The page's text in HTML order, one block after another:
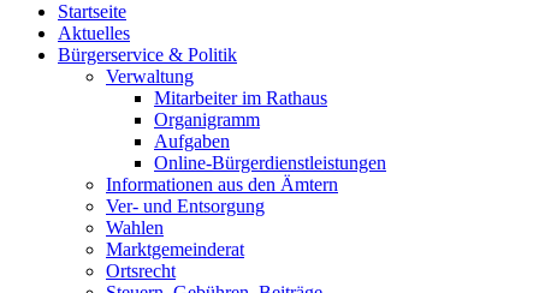
Startseite
Aktuelles
Bürgerservice & Politik
Verwaltung
Mitarbeiter im Rathaus
Organigramm
Aufgaben
Online-Bürgerdienstleistungen
Informationen aus den Ämtern
Ver- und Entsorgung
Wahlen
Marktgemeinderat
Ortsrecht